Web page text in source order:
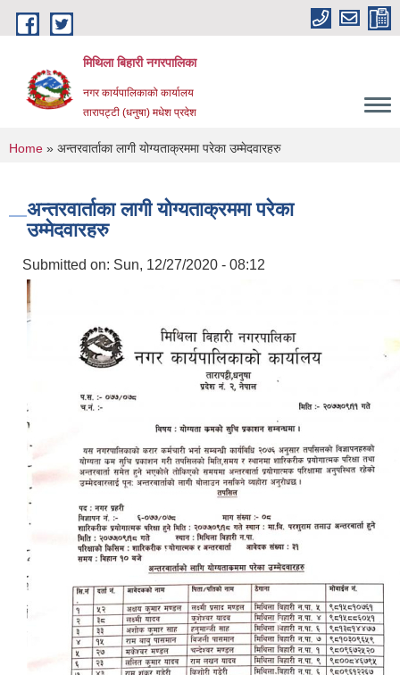
Skip to main content
मिथिला बिहारी नगरपालिका
नगर कार्यपालिकाको कार्यालय
तारापट्टी (धनुषा) मधेश प्रदेश
You are here
Home » अन्तरवार्ताका लागी योग्यताक्रममा परेका उम्मेदवारहरु
अन्तरवार्ताका लागी योग्यताक्रममा परेका
उम्मेदवारहरु
Submitted on: Sun, 12/27/2020 - 08:12